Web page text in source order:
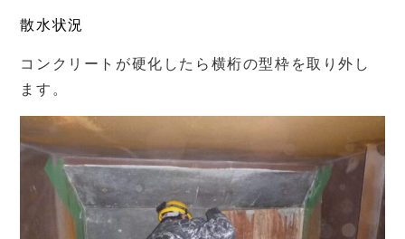
散水状況
コンクリートが硬化したら横桁の型枠を取り外し
ます。